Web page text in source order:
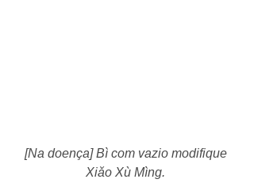
[Na doença] Bì com vazio modifique
Xiǎo Xù Mìng.